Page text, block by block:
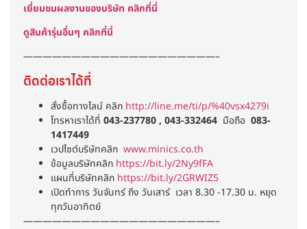
เยี่ยมชมผลงานของบริษัท คลิกที่นี่
ดูสินค้ารุ่นอื่นๆ คลิกที่นี่
————————————————————–
ติดต่อเราได้ที่
สั่งซื้อทางไลน์ คลิก http://line.me/ti/p/%40vsx4279i
โทรหาเราได้ที่ 043-237780 , 043-332464 มือถือ 083-
1417449
เวปไซต์บริษัทคลิก www.minics.co.th
ข้อมูลบริษัทคลิก https://bit.ly/2Ny9fFA
แผนที่บริษัทคลิก https://bit.ly/2GRWIZ5
เปิดทำการ วันจันทร์ ถึง วันเสาร์ เวลา 8.30 -17.30 น. หยุด
ทุกวันอาทิตย์
————————————————————–